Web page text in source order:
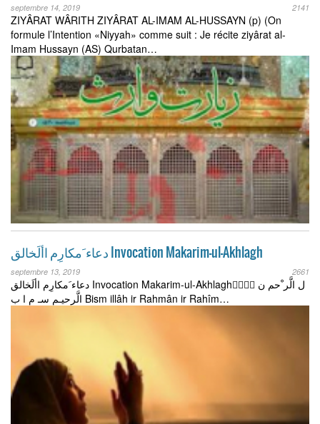
septembre 14, 2019 2141
ZIYÂRAT WÂRITH ZIYÂRAT AL-IMAM AL-HUSSAYN (p) (On
formule l’Intention «Niyyah» comme suit : Je récite ziyârat al-
Imam Hussayn (AS) Qurbatan…
دعاء َمكارِم األَخالق Invocation Makarim-ul-Akhlagh
septembre 13, 2019 2661
دعاء َمكارِم األَخالق Invocation Makarim-ul-Akhlagh ََّّل الَّر ْحم ن
الَّرحيـم سـ م ا ب Bism illâh ir Rahmân ir Rahîm…